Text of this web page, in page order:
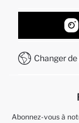
Suivi de la
Comment
Comment payer
Nos Magasins
Formulaire de
Service Client
Changer de
Abonnez-vous à